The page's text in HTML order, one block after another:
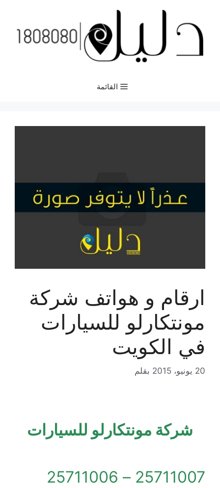
المحتوى
القائمة
ارقام و هواتف شركة
مونتكارلو للسيارات
في الكويت
20 يونيو، 2015 بقلم
شركة مونتكارلو للسيارات
25711007 – 25711006